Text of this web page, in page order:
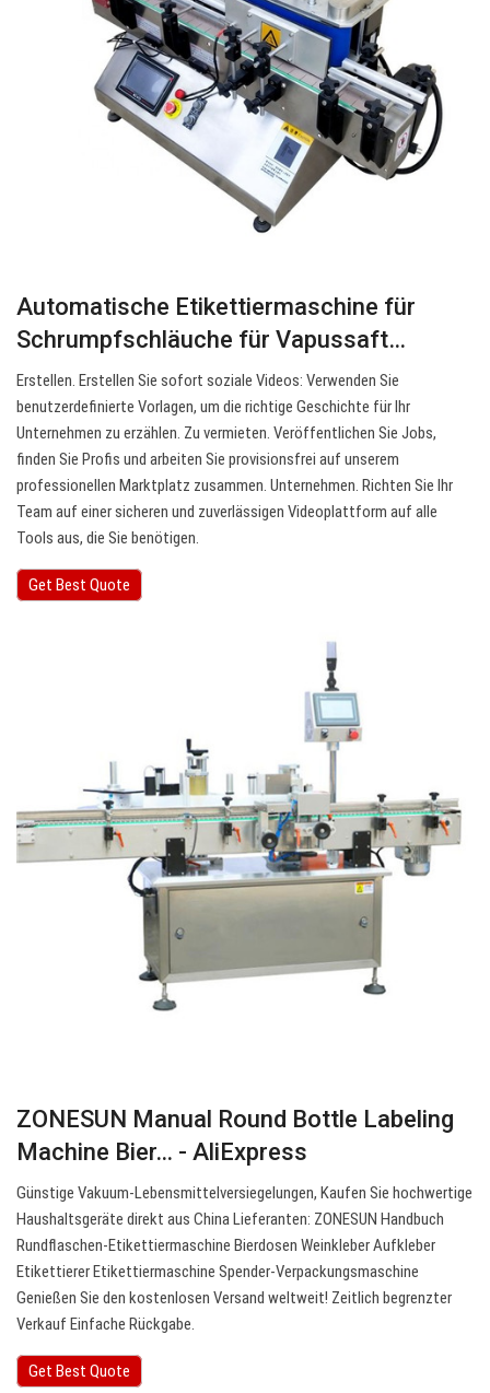
Automatische Etikettiermaschine für
Schrumpfschläuche für Vapussaft…
Erstellen. Erstellen Sie sofort soziale Videos: Verwenden Sie
benutzerdefinierte Vorlagen, um die richtige Geschichte für Ihr
Unternehmen zu erzählen. Zu vermieten. Veröffentlichen Sie Jobs,
finden Sie Profis und arbeiten Sie provisionsfrei auf unserem
professionellen Marktplatz zusammen. Unternehmen. Richten Sie Ihr
Team auf einer sicheren und zuverlässigen Videoplattform auf alle
Tools aus, die Sie benötigen.
Get Best Quote
ZONESUN Manual Round Bottle Labeling
Machine Bier… - AliExpress
Günstige Vakuum-Lebensmittelversiegelungen, Kaufen Sie hochwertige
Haushaltsgeräte direkt aus China Lieferanten: ZONESUN Handbuch
Rundflaschen-Etikettiermaschine Bierdosen Weinkleber Aufkleber
Etikettierer Etikettiermaschine Spender-Verpackungsmaschine
Genießen Sie den kostenlosen Versand weltweit! Zeitlich begrenzter
Verkauf Einfache Rückgabe.
Get Best Quote